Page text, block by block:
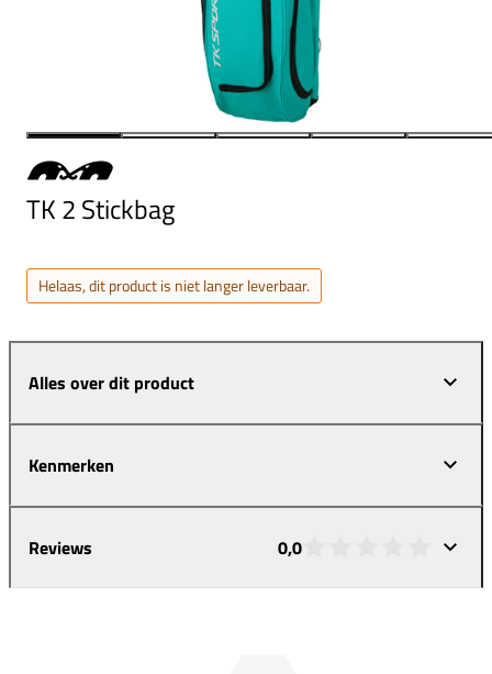
TK 2 Stickbag
Helaas, dit product is niet langer leverbaar.
Alles over dit product
Kenmerken
Reviews 0,0